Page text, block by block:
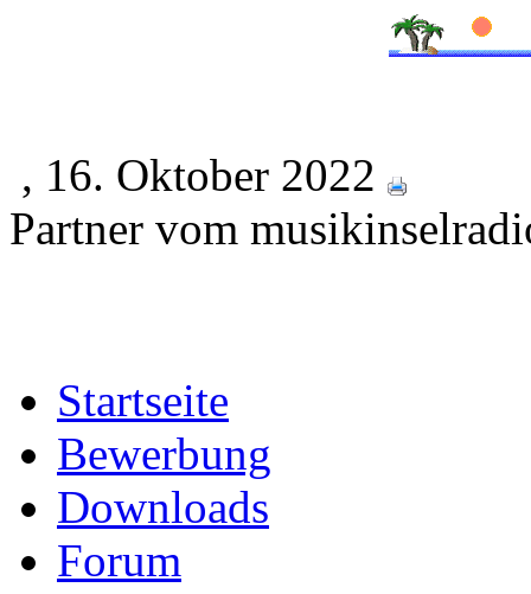
, 16. Oktober 2022
Partner vom
Startseite
Bewerbung
Downloads
Forum